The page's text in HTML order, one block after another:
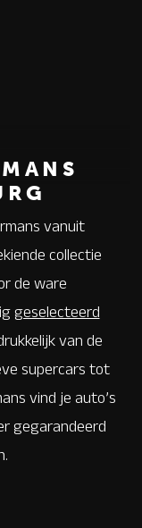
vanuit
collectie
de ware
geselecteerd
van de
supercars tot
vind je auto’s
gegarandeerd